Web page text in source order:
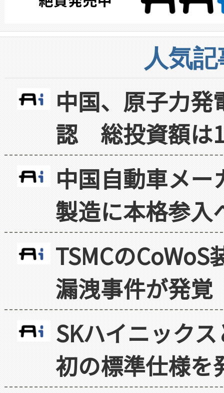
人気
中国、原子力
認 総投資額は
中国自動車メ
製造に本格参入
TSMCの
漏洩事件が発覚
SKハイニック
初の標準仕様を